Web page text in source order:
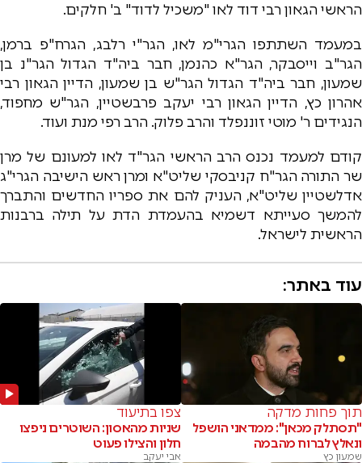
הראשי הגאון רבי דוד לאו "משכיל לדוד" ב' חלקים.
במעמד השתתפו הגרי"מ לאו, הגר"י רלבג, הגרח"פ ברמן,
הגר"ב וייסבקר, הגר"א כהנמן, חבר ביה"ד הגדול הגר"נ בן
שמעון, חבר ביה"ד הגדול הגר"ש בן שמעון, הדיין הגאון רבי
אהרון כץ, הדיין הגאון רבי יעקב פרבשטיין, הגר"ש מחפוד,
הנגידים ר' מוטי זוננפלד והרב פלוק. הרב רפי מנת ועוד.
קודם למעמד נכנס הרב הראשי הגר"ד לאו למעונם של מרן
שר התורה הגר"ח קניבסקי שליט"א ומרן ראש הישיבה הגרי"ג
אדלשטיין שליט"א, העניק להם את ספריו החדשים והתברך
להמשך סעייתא דשמיא בהעמדת הדת על תילה ברבנות
הראשית לישראל.
עוד באתר:
תוך פחות מדקה
"תסתלק מכאן": ממדאני הושפל
ונאלץ לברוח מהבמה
שמעון כץ
צפו בתיעוד
שניות מהאסון: השוטרים ניפצו
חלון והצילו פעוט
אבי יעקב